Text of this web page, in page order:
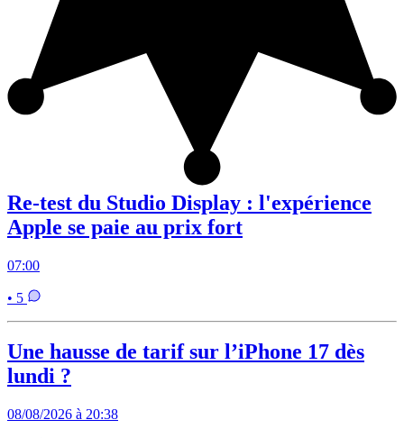
Re-test du Studio Display : l'expérience
Apple se paie au prix fort
07:00
• 5
Une hausse de tarif sur l’iPhone 17 dès
lundi ?
08/08/2026 à 20:38